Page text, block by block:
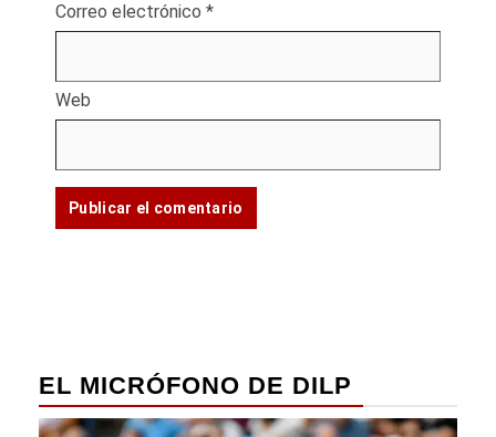
Correo electrónico *
Web
EL MICRÓFONO DE DILP